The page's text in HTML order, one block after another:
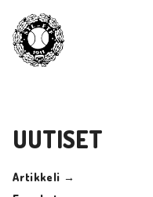
UUTISET
Artikkeli →